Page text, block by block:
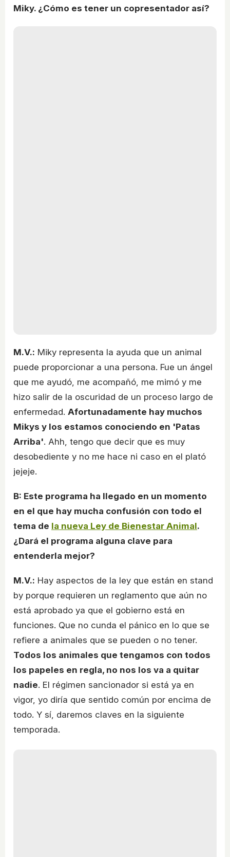
Miky. ¿Cómo es tener un copresentador así?
M.V.: Miky representa la ayuda que un animal
puede proporcionar a una persona. Fue un ángel
que me ayudó, me acompañó, me mimó y me
hizo salir de la oscuridad de un proceso largo de
enfermedad. Afortunadamente hay muchos
Mikys y los estamos conociendo en 'Patas
Arriba'. Ahh, tengo que decir que es muy
desobediente y no me hace ni caso en el plató
jejeje.
B: Este programa ha llegado en un momento
en el que hay mucha confusión con todo el
tema de la nueva Ley de Bienestar Animal.
¿Dará el programa alguna clave para
entenderla mejor?
M.V.: Hay aspectos de la ley que están en stand
by porque requieren un reglamento que aún no
está aprobado ya que el gobierno está en
funciones. Que no cunda el pánico en lo que se
refiere a animales que se pueden o no tener.
Todos los animales que tengamos con todos
los papeles en regla, no nos los va a quitar
nadie. El régimen sancionador si está ya en
vigor, yo diría que sentido común por encima de
todo. Y sí, daremos claves en la siguiente
temporada.